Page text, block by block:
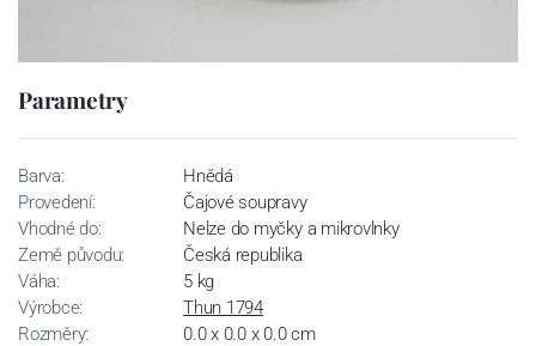
Parametry
Barva:
Hnědá
Provedení:
Čajové soupravy
Vhodné do:
Nelze do myčky a mikrovlnky
Země původu:
Česká republika
Váha:
5 kg
Výrobce:
Thun 1794
Rozměry:
0.0 x 0.0 x 0.0 cm